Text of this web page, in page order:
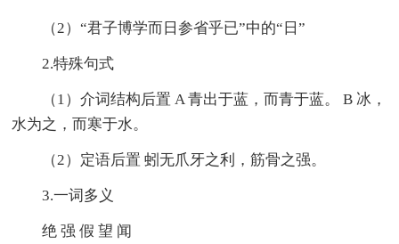
（2）“君子博学而日参省乎已”中的“日”
2.特殊句式
（1）介词结构后置 A 青出于蓝，而青于蓝。 B 冰，
水为之，而寒于水。
（2）定语后置 蚓无爪牙之利，筋骨之强。
3.一词多义
绝 强 假 望 闻